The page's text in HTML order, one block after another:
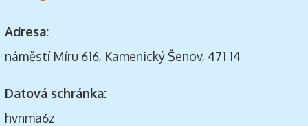
Adresa:
náměstí Míru 616, Kamenický Šenov, 471 14
Datová schránka:
hvnma6z